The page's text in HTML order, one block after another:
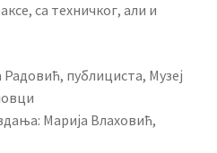
са техничког, али и
публициста, Музеј
Марија Влаховић,